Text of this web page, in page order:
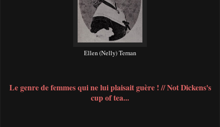
Ellen (Nelly) Ternan
Le genre de femmes qui ne lui plaisait guère ! // Not Dickens's
cup of tea...